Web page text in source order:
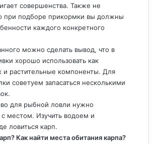
совершенства. Также не
при подборе прикормки вы должны
каждого конкретного
можно сделать вывод, что в
хорошо использовать как
и растительные компоненты. Для
советуем запасаться несколькими
для рыбной ловли нужно
с местом. Изучить водоем и
ловиться карп.
Как найти места обитания карпа?